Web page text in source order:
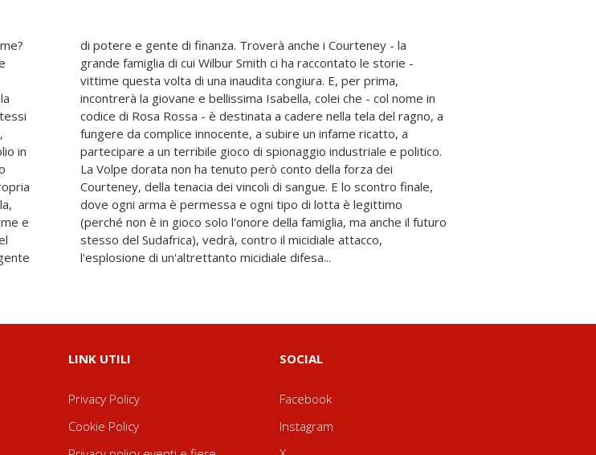
in
e
- la
a
l'esplosione di un'altrettanto micidiale difesa...
LINK UTILI
Privacy Policy
Cookie Policy
SOCIAL
Facebook
Instagram